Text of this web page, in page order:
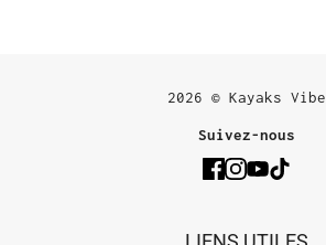
2026 © Kayaks Vibe
Suivez-nous